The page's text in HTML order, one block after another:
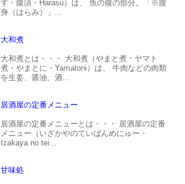
す・腹須・Harasu）は、 魚の腹の部分。「※腹
身（はらみ）」...
大和煮
大和煮とは・・・ 大和煮（やまと煮・ヤマト
煮・やまとに・Yamatoni）は、 牛肉などの肉類
を生姜、醤油、酒...
居酒屋の定番メニュー
居酒屋の定番メニューとは・・・ 居酒屋の定番
メニュー（いざかやのていばんめにゅー・
Izakaya no tei...
甘味処